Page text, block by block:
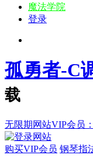
魔法学院
登录
孤勇者-C
载
无限期网站VIP会员
购买VIP会员 钢琴指